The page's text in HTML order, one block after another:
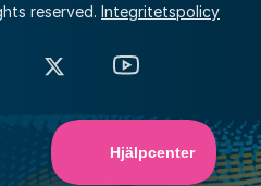
reserved. Integritetspolicy
X YouTube